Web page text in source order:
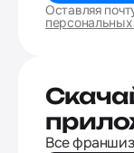
Оставляя
Все